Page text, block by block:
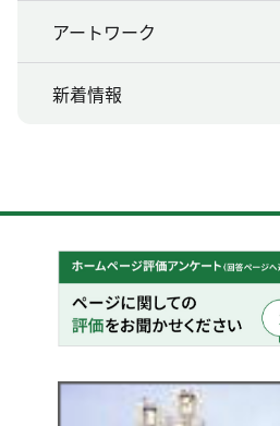
アートワーク
新着情報